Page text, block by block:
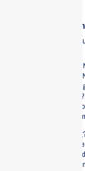
Garantie 1 an
Sur tous nos
La cartouche d’encre
pour les imprimantes
Offrant une performance
impressions de haute
Que vous soyez un
Y r?pondra ? tous vos
Avec une capacit?
e d’utilisation, ce qui vous
interruption. La
impression est non